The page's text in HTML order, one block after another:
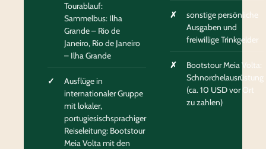
Tourablauf:
Sammelbus: Ilha
Grande – Rio de
Janeiro, Rio de Janeiro
– Ilha Grande
Ausflüge in
internationaler Gruppe
mit lokaler,
portugiesischsprachiger
Reiseleitung: Bootstour
Meia Volta mit den
sonstige persönliche
Ausgaben und
freiwillige Trinkgelder
Bootstour Meia Volta:
Schnorchelausrüstung
(ca. 10 USD vor Ort
zu zahlen)